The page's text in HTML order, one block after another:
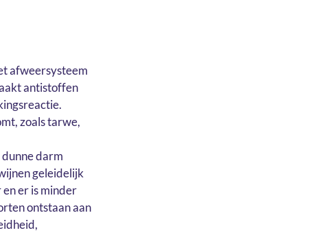
afweersysteem
antistoffen
zoals tarwe,
darm
geleidelijk
er is minder
ontstaan aan